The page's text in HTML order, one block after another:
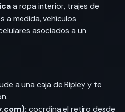
a ropa interior, trajes de
a medida, vehículos
asociados a un
a una caja de Ripley y te
coordina el retiro desde